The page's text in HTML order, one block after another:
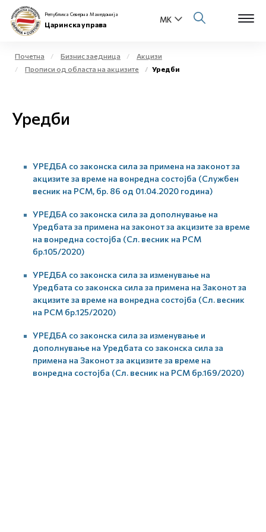
Физички лица
Open
Е-Царина
Контакт
Република Северна Македонија
Царинска управа
Почетна Бизнис заедница
Акцизи
Прописи од областа на акцизите
Уредби
Уредби
УРЕДБА со законска сила за примена на законот за
акцизите за време на вонредна состојба (Службен
весник на РСМ, бр. 86 од 01.04.2020 година)
УРЕДБА со законска сила за дополнување на
Уредбата за примена на законот за акцизите за време
на вонредна состојба (Сл. весник на РСМ
бр.105/2020)
УРЕДБА со законска сила за изменување на
Уредбата со законска сила за примена на Законот за
акцизите за време на вонредна состојба (Сл. весник
на РСМ бр.125/2020)
УРЕДБА со законска сила за изменување и
дополнување на Уредбата со законска сила за
примена на Законот за акцизите за време на
вонредна состојба (Сл. весник на РСМ бр.169/2020)